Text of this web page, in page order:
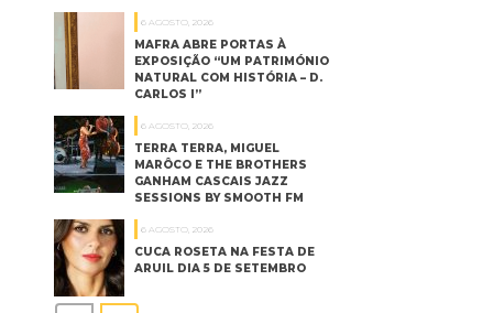
6 AGOSTO, 2026
MAFRA ABRE PORTAS À
EXPOSIÇÃO “UM PATRIMÓNIO
NATURAL COM HISTÓRIA – D.
CARLOS I”
6 AGOSTO, 2026
TERRA TERRA, MIGUEL
MARÔCO E THE BROTHERS
GANHAM CASCAIS JAZZ
SESSIONS BY SMOOTH FM
6 AGOSTO, 2026
CUCA ROSETA NA FESTA DE
ARUIL DIA 5 DE SETEMBRO